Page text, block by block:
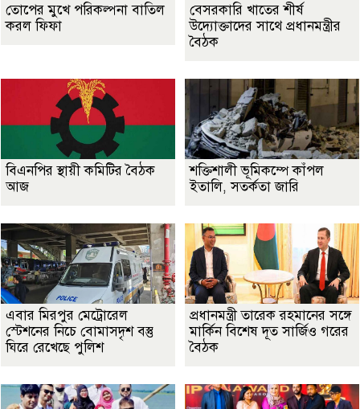
তোপের মুখে পরিকল্পনা বাতিল
করল ফিফা
বেসরকারি খাতের শীর্ষ
উদ্যোক্তাদের সাথে প্রধানমন্ত্রীর
বৈঠক
বিএনপির স্থায়ী কমিটির বৈঠক
আজ
শক্তিশালী ভূমিকম্পে কাঁপল
ইতালি, সতর্কতা জারি
এবার মিরপুর মেট্রোরেল
স্টেশনের নিচে বোমাসদৃশ বস্তু
ঘিরে রেখেছে পুলিশ
প্রধানমন্ত্রী তারেক রহমানের সঙ্গে
মার্কিন বিশেষ দূত সার্জিও গরের
বৈঠক